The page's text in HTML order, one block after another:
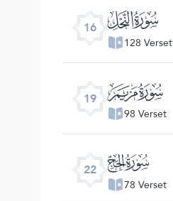
16 ﮜ
128 Verset
19 ﮟ
98 Verset
22 ﮢ
78 Verset